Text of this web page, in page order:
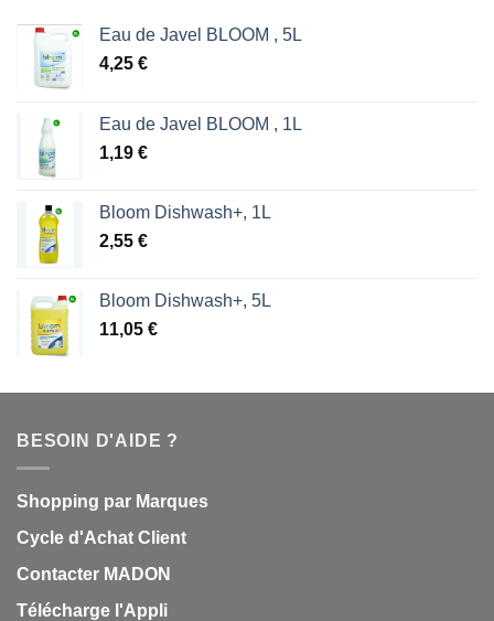
Eau de Javel BLOOM , 5L
4,25 €
Eau de Javel BLOOM , 1L
1,19 €
Bloom Dishwash+, 1L
2,55 €
Bloom Dishwash+, 5L
11,05 €
BESOIN D'AIDE ?
Shopping par Marques
Cycle d'Achat Client
Contacter MADON
Télécharge l'Appli